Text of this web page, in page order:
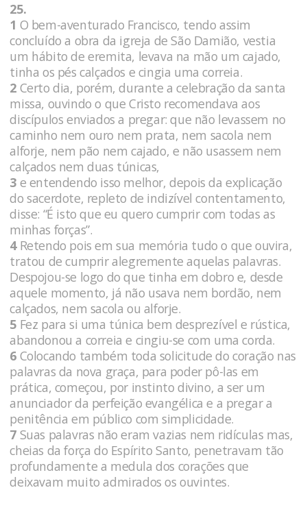
25.
1 O bem-aventurado Francisco, tendo assim
concluído a obra da igreja de São Damião, vestia
um hábito de eremita, levava na mão um cajado,
tinha os pés calçados e cingia uma correia.
2 Certo dia, porém, durante a celebração da santa
missa, ouvindo o que Cristo recomendava aos
discípulos enviados a pregar: que não levassem no
caminho nem ouro nem prata, nem sacola nem
alforje, nem pão nem cajado, e não usassem nem
calçados nem duas túnicas,
3 e entendendo isso melhor, depois da explicação
do sacerdote, repleto de indizível contentamento,
disse: “É isto que eu quero cumprir com todas as
minhas forças”.
4Retendo pois em sua memória tudo o que ouvira,
tratou de cumprir alegremente aquelas palavras.
Despojou-se logo do que tinha em dobro e, desde
aquele momento, já não usava nem bordão, nem
calçados, nem sacola ou alforje.
5 Fez para si uma túnica bem desprezível e rústica,
abandonou a correia e cingiu-se com uma corda.
6 Colocando também toda solicitude do coração nas
palavras da nova graça, para poder pô-las em
prática, começou, por instinto divino, a ser um
anunciador da perfeição evangélica e a pregar a
penitência em público com simplicidade.
7 Suas palavras não eram vazias nem ridículas mas,
cheias da força do Espírito Santo, penetravam tão
profundamente a medula dos corações que
deixavam muito admirados os ouvintes.